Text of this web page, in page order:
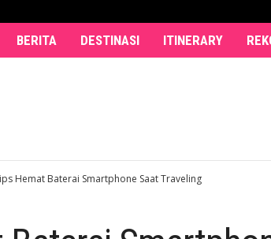
BERITA DESTINASI ITINERARY
Hemat Baterai Smartphone Saat Traveling